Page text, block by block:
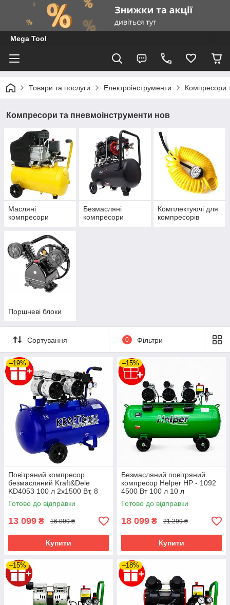
Mega Tool
Товари та послуги Електроінструменти Компресори
Компресори та пневмоінструменти нов
Масляні
компресори
Безмасляні
компресори
Комплектуючі для
компресорів
Поршневі блоки
Сортування 0 Фільтри
–19%
Повітряний компресор
безмасляний Kraft&Dele
KD4053 100 л 2х1500 Вт, 8
бар безмасляний компресор
Готово до відправки
13 099 ₴ 16 099 ₴
Купити
–15%
Безмасляний повітряний
компресор Helper HP - 1092
4500 Вт 100 л 10 л
безмасляний компресор для
дому і роботи поршневий
Готово до відправки
18 099 ₴ 21 299 ₴
Купити
–15% –18%